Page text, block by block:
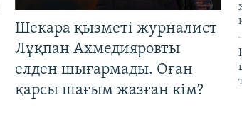
Шекара қызметі журналист
Лұқпан Ахмедияровты
елден шығармады. Оған
қарсы шағым жазған кім?